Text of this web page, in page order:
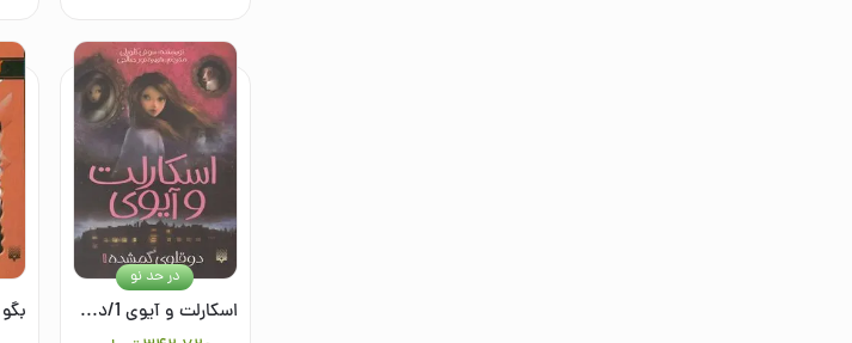
اسکارلت و آیوی 1/دوقلوی گمشده
در حد نو